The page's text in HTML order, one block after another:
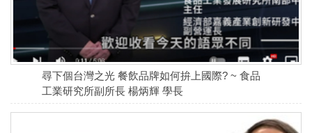
尋下個台灣之光 餐飲品牌如何拚上國際? ~ 食品
工業研究所副所長 楊炳輝 學長